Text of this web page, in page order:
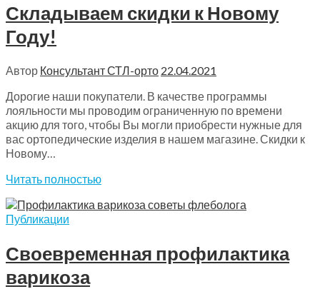
Складываем скидки к Новому
Году!
Автор Консультант СТЛ-орто 22.04.2021
Дорогие наши покупатели. В качестве программы
лояльности мы проводим ограниченную по времени
акцию для того, чтобы Вы могли приобрести нужные для
вас ортопедические изделия в нашем магазине. Скидки к
Новому…
Читать полностью
Публикации
Своевременная профилактика
варикоза